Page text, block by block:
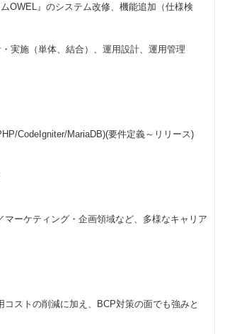
OWEL』のシステム改修、機能追加（仕様検
実施（単体、結合）、運用設計、運用管理
CodeIgniter/MariaDB)(要件定義～リリース)
ーケティング・企画領域など、多様なキャリア
ストの削減に加え、BCP対策の面でも強みと